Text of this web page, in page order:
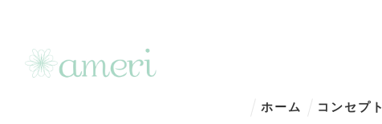
ホーム コンセプト